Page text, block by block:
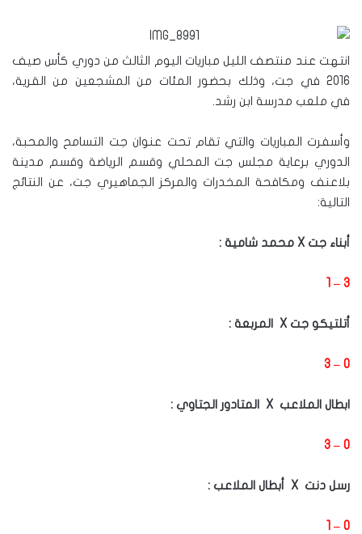
انتهت عند منتصف الليل مباريات اليوم الثالث من دوري كأس صيف
2016 في جت، وذلك بحضور المئات من المشجعين من القرية،
في ملعب مدرسة ابن رشد.
وأسفرت المباريات والتي تقام تحت عنوان جت التسامح والمحبة،
الدوري برعاية مجلس جت المحلي وقسم الرياضة وقسم مدينة
بلاعنف ومكافحة المخدرات والمركز الجماهيري جت، عن النتائج
التالية:
أبناء جت X محمد شامية :
3 – 1
أتلتيكو جت X المربعة :
0 – 3
ابطال الملاعب X المتادور الجتاوي :
0 – 3
رسل دنت X أبطال الملاعب :
0 – 1